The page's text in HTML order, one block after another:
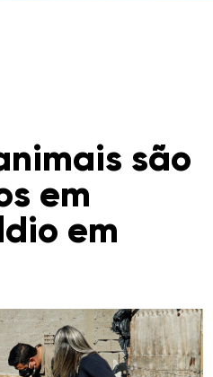
são
em
em